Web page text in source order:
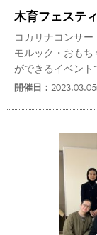
木育フェステ
コカリナコンサ
モルック・おも
ができるイベン
開催日： 2023.03.05